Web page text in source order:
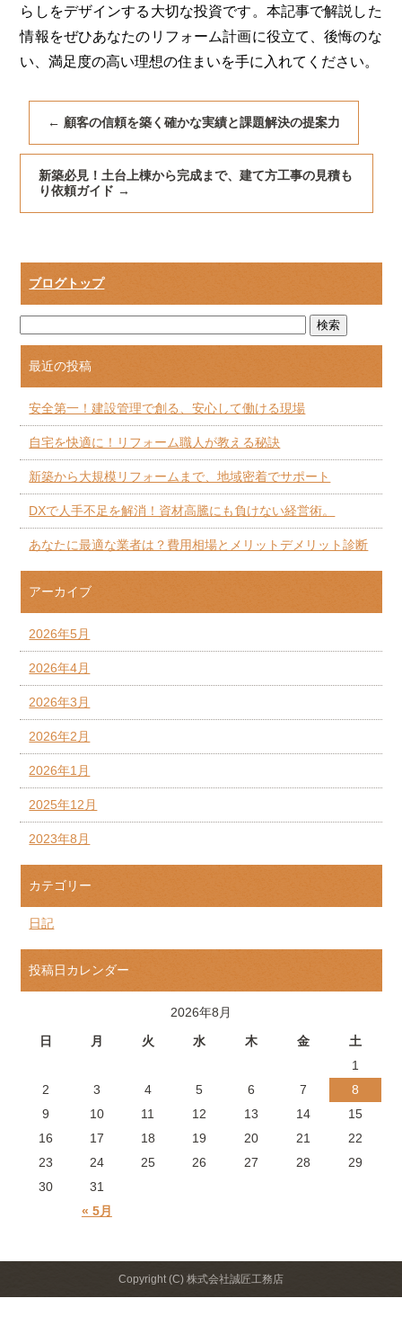
らしをデザインする大切な投資です。本記事で解説した
情報をぜひあなたのリフォーム計画に役立て、後悔のな
い、満足度の高い理想の住まいを手に入れてください。
← 顧客の信頼を築く確かな実績と課題解決の提案力
新築必見！土台上棟から完成まで、建て方工事の見積も
り依頼ガイド →
ブログトップ
最近の投稿
安全第一！建設管理で創る、安心して働ける現場
自宅を快適に！リフォーム職人が教える秘訣
新築から大規模リフォームまで、地域密着でサポート
DXで人手不足を解消！資材高騰にも負けない経営術。
あなたに最適な業者は？費用相場とメリットデメリット診断
アーカイブ
2026年5月
2026年4月
2026年3月
2026年2月
2026年1月
2025年12月
2023年8月
カテゴリー
日記
投稿日カレンダー
2026年8月
日
月 火 水 木 金 土
« 5月
1
2
3 4 5 6 7
8
9
10 11 12 13 14
15
16
17 18 19 20 21
22
23
24 25 26 27 28
29
30
31
Copyright (C) 株式会社誠匠工務店